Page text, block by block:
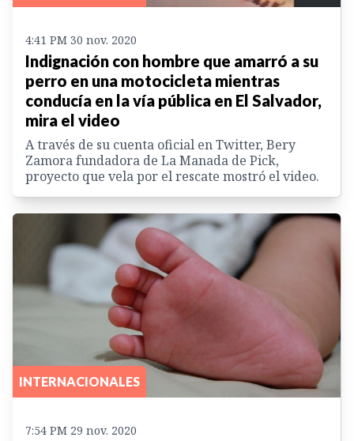
4:41 PM 30 nov. 2020
Indignación con hombre que amarró a su
perro en una motocicleta mientras
conducía en la vía pública en El Salvador,
mira el video
A través de su cuenta oficial en Twitter, Bery
Zamora fundadora de La Manada de Pick,
proyecto que vela por el rescate mostró el video.
INTERNACIONALES
7:54 PM 29 nov. 2020